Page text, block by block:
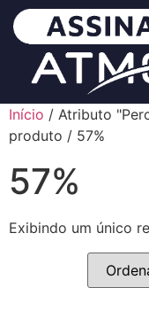
Início / Atributo
produto / 57%
57%
Exibindo um único